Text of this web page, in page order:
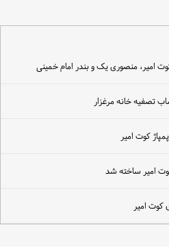
منصوری یک و بندر امام خمینی
تصفیه خانه مرغزار
کوت امیر
امیر ساخته شد
امیر